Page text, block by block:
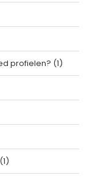
profielen? (1)
(1)